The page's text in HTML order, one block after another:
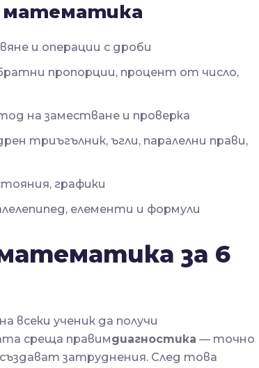
математика
и операции с дроби
пропорции, процент от число,
на заместване и проверка
триъгълник, ъгли, паралелни прави,
графики
елементи и формули
за 6
всеки ученик да получи
среща правимдиагностика — точно
затруднения. След това